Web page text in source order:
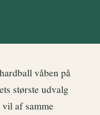
våben på
største udvalg
af samme